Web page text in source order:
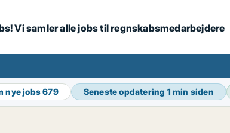
Vi samler alle jobs til regnskabsmedarbejdere
nye jobs679 Seneste opdatering 1 min siden